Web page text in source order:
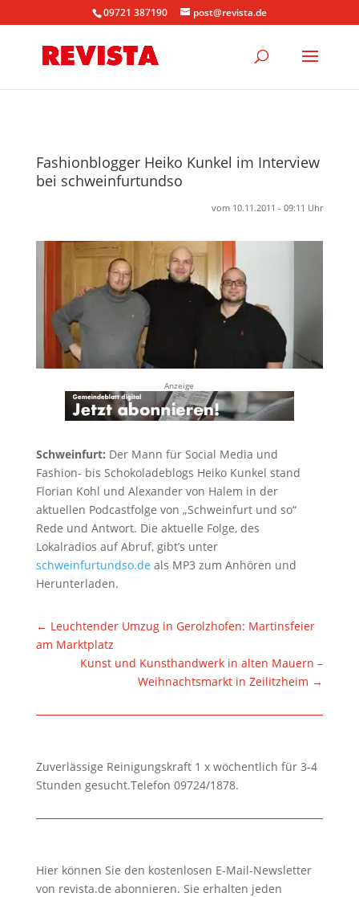
09721 387190 post@revista.de
Fashionblogger Heiko Kunkel im Interview
bei schweinfurtundso
vom 10.11.2011 - 09:11 Uhr
Anzeige
Schweinfurt: Der Mann für Social Media und
Fashion- bis Schokoladeblogs Heiko Kunkel stand
Florian Kohl und Alexander von Halem in der
aktuellen Podcastfolge von „Schweinfurt und so“
Rede und Antwort. Die aktuelle Folge, des
Lokalradios auf Abruf, gibt’s unter
schweinfurtundso.de als MP3 zum Anhören und
Herunterladen.
← Leuchtender Umzug in Gerolzhofen: Martinsfeier
am Marktplatz
Kunst und Kunsthandwerk in alten Mauern –
Weihnachtsmarkt in Zeilitzheim →
Zuverlässige Reinigungskraft 1 x wöchentlich für 3-4
Stunden gesucht.Telefon 09724/1878.
Hier können Sie den kostenlosen E-Mail-Newsletter
von revista.de abonnieren. Sie erhalten jeden